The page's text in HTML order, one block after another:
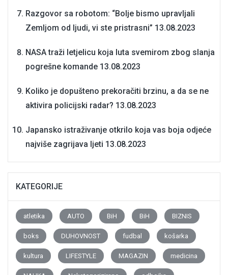
Razgovor sa robotom: “Bolje bismo upravljali
Zemljom od ljudi, vi ste pristrasni” 13.08.2023
NASA traži letjelicu koja luta svemirom zbog slanja
pogrešne komande 13.08.2023
Koliko je dopušteno prekoračiti brzinu, a da se ne
aktivira policijski radar? 13.08.2023
Japansko istraživanje otkrilo koja vas boja odjeće
najviše zagrijava ljeti 13.08.2023
KATEGORIJE
atletika AUTO BiH BiH BIZNIS
boks DUHOVNOST fudbal košarka
kultura LIFESTYLE MAGAZIN medicina